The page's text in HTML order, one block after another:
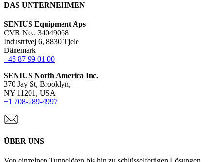
DAS UNTERNEHMEN
SENIUS Equipment Aps
CVR No.: 34049068
Industrivej 6, 8830 Tjele
Dänemark
+45 87 99 01 00
SENIUS North America Inc.
370 Jay St, Brooklyn,
NY 11201, USA
+1 708-289-4997
ÜBER UNS
Von einzelnen Tunnelöfen bis hin zu schlüsselfertigen Lösungen.